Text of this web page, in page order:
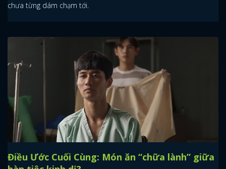
chưa từng dám chạm tới.
Điều Ước Cuối Cùng: Món ăn “chữa lành” giữa